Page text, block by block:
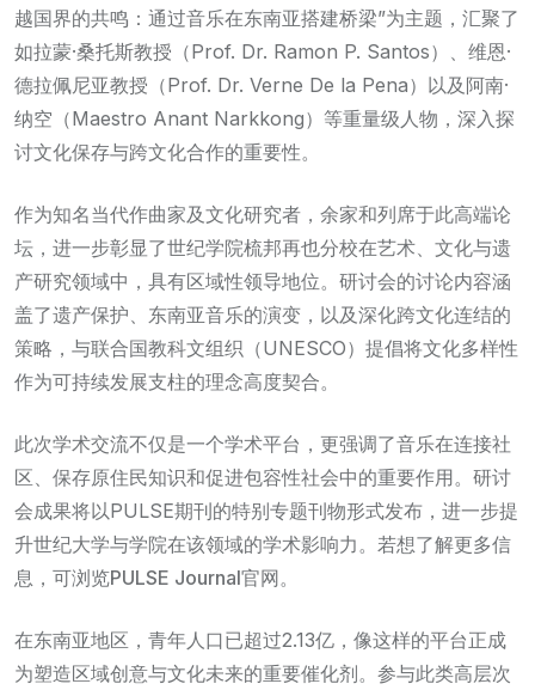
越国界的共鸣：通过音乐在东南亚搭建桥梁”为主题，汇聚了
如拉蒙·桑托斯教授（Prof. Dr. Ramon P. Santos）、维恩·
德拉佩尼亚教授（Prof. Dr. Verne De la Pena）以及阿南·
纳空（Maestro Anant Narkkong）等重量级人物，深入探
讨文化保存与跨文化合作的重要性。
作为知名当代作曲家及文化研究者，余家和列席于此高端论
坛，进一步彰显了世纪学院梳邦再也分校在艺术、文化与遗
产研究领域中，具有区域性领导地位。研讨会的讨论内容涵
盖了遗产保护、东南亚音乐的演变，以及深化跨文化连结的
策略，与联合国教科文组织（UNESCO）提倡将文化多样性
作为可持续发展支柱的理念高度契合。
此次学术交流不仅是一个学术平台，更强调了音乐在连接社
区、保存原住民知识和促进包容性社会中的重要作用。研讨
会成果将以PULSE期刊的特别专题刊物形式发布，进一步提
升世纪大学与学院在该领域的学术影响力。若想了解更多信
息，可浏览PULSE Journal官网。
在东南亚地区，青年人口已超过2.13亿，像这样的平台正成
为塑造区域创意与文化未来的重要催化剂。参与此类高层次